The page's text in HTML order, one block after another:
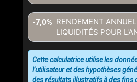
RENDEMENT
LIQUIDITÉS POUR
-7,0%
Cette calculatrice utilise les
l’utilisateur et des hypothèses
des résultats illustratifs à des fins